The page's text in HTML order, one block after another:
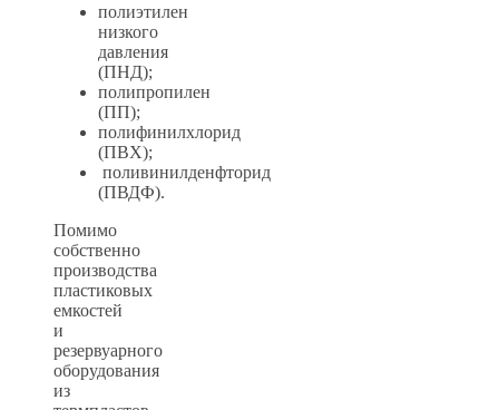
полиэтилен
низкого
давления
(ПНД);
полипропилен
(ПП);
полифинилхлорид
(ПВХ);
поливинилденфторид
(ПВДФ).
Помимо
собственно
производства
пластиковых
емкостей
и
резервуарного
оборудования
из